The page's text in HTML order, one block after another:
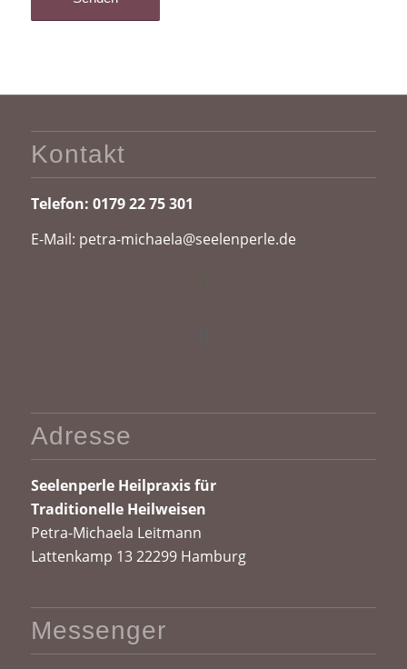
Kontakt
Telefon: 0179 22 75 301
E-Mail: petra-michaela@seelenperle.de
Adresse
Seelenperle Heilpraxis für
Traditionelle Heilweisen
Petra-Michaela Leitmann
Lattenkamp 13 22299 Hamburg
Messenger